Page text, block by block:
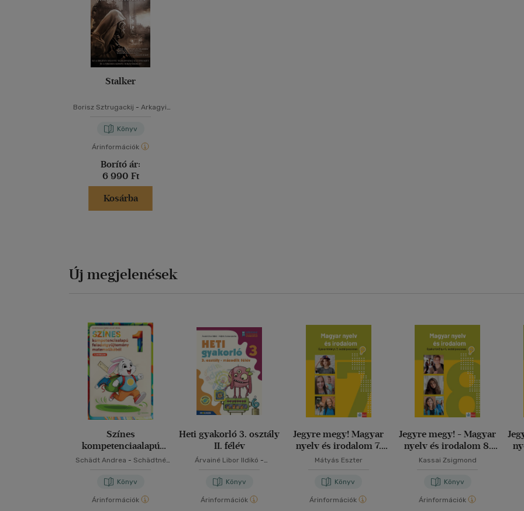
Stalker
Borisz Sztrugackij - Arkagyij
Könyv
Árinformációk
Borító ár:
6 990 Ft
Kosárba
Új megjelenések
Színes
kompetenciaalapú
feladatgyűjtemény
évfolyam
Schädt Andrea - Schädtné
Könyv
Árinformációk
Heti gyakorló 3. osztály
II. félév
Árvainé Libor Ildikó -
Könyv
Árinformációk
Jegyre megy! Magyar
nyelv és irodalom 7.
osztályosoknak
Mátyás Eszter
Könyv
Árinformációk
Jegyre megy! - Magyar
nyelv és irodalom 8.
osztályosoknak
Kassai Zsigmond
Könyv
Árinformációk